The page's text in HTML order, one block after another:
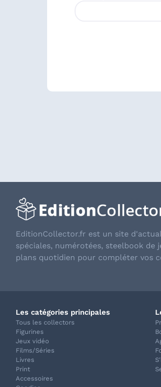
EditionCollector.fr est un site
spéciales, numérotées, steelbook de
plans quotidien pour compléter vos
Les catégories principales
Tous les collectors
Figurines
Jeux vidéo
Films/Séries
Livres
Print
Accessoires